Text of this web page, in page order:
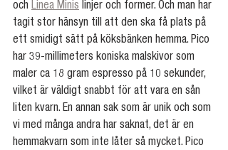
och Linea Minis linjer och former. Och man har
tagit stor hänsyn till att den ska få plats på
ett smidigt sätt på köksbänken hemma. Pico
har 39-millimeters koniska malskivor som
maler ca 18 gram espresso på 10 sekunder,
vilket är väldigt snabbt för att vara en sån
liten kvarn. En annan sak som är unik och som
vi med många andra har saknat, det är en
hemmakvarn som inte låter så mycket. Pico